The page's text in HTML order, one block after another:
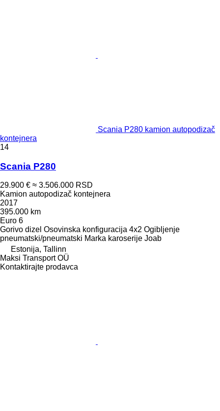
Scania P280 kamion autopodizač
kontejnera
14
Scania P280
29.900 € ≈ 3.506.000 RSD
Kamion autopodizač kontejnera
2017
395.000 km
Euro 6
Gorivo dizel Osovinska konfiguracija 4x2 Ogibljenje
pneumatski/pneumatski Marka karoserije Joab
Estonija, Tallinn
Maksi Transport OÜ
Kontaktirajte prodavca